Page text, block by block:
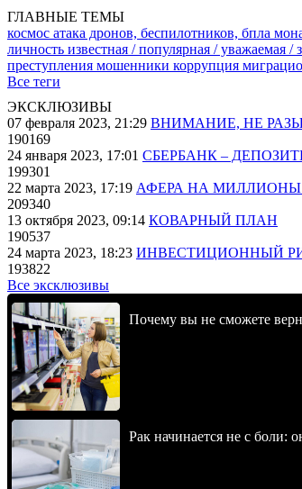
ГЛАВНЫЕ ТЕМЫ
космос атака дронов, беспилотников, бпла
личность известная / популярная / уважаемая /
преступления мошенники коррупция
Все теги
ЭКСКЛЮЗИВЫ
07 февраля 2023, 21:29 ВНИМАНИЕ, НЕ
190169
24 января 2023, 17:01 СБЕРБАНК –
199301
22 марта 2023, 17:19 АФЕРА НА
209340
13 октября 2023, 09:14 КОВАРНЫЙ ПЛАН
190537
24 марта 2023, 18:23 ИНВЕСТИЦИОННЫЙ
193822
Все эксклюзивы
Почему вы не сможете
Рак начинается не с боли: